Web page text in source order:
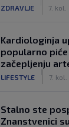
ZDRAVLJE 7. kol.
Kardiologinja
popularno
začepljenju
LIFESTYLE 7. kol.
Stalno ste
Znanstvenici